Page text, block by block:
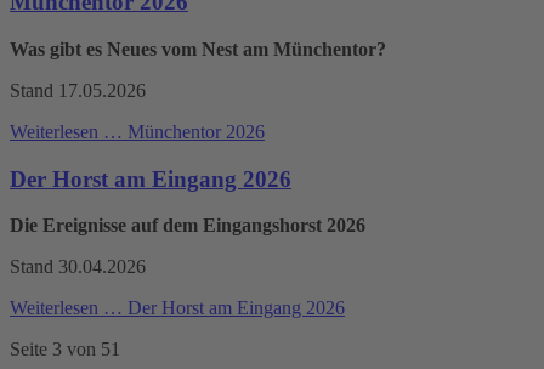
Was gibt es Neues vom Nest am Münchentor?
Stand 17.05.2026
Weiterlesen … Münchentor 2026
Der Horst am Eingang 2026
Die Ereignisse auf dem Eingangshorst 2026
Stand 30.04.2026
Weiterlesen … Der Horst am Eingang 2026
Seite 3 von 51